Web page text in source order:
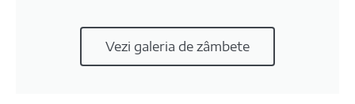
Vezi galeria de zâmbete